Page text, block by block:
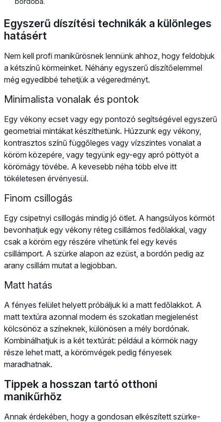
Egyszerű díszítési technikák a különleges
hatásért
Nem kell profi manikűrösnek lennünk ahhoz, hogy feldobjuk
a kétszínű körmeinket. Néhány egyszerű díszítőelemmel
még egyedibbé tehetjük a végeredményt.
Minimalista vonalak és pontok
Egy vékony ecset vagy egy pontozó segítségével egyszerű
geometriai mintákat készíthetünk. Húzzunk egy vékony,
kontrasztos színű függőleges vagy vízszintes vonalat a
köröm közepére, vagy tegyünk egy-egy apró pöttyöt a
körömágy tövébe. A kevesebb néha több elve itt
tökéletesen érvényesül.
Finom csillogás
Egy csipetnyi csillogás mindig jó ötlet. A hangsúlyos körmöt
bevonhatjuk egy vékony réteg csillámos fedőlakkal, vagy
csak a köröm egy részére vihetünk fel egy kevés
csillámport. A szürke alapon az ezüst, a bordón pedig az
arany csillám mutat a legjobban.
Matt hatás
A fényes felület helyett próbáljuk ki a matt fedőlakkot. A
matt textúra azonnal modern és szokatlan megjelenést
kölcsönöz a színeknek, különösen a mély bordónak.
Kombinálhatjuk is a két textúrát: például a körmök nagy
része lehet matt, a körömvégek pedig fényesek
maradhatnak.
Tippek a hosszan tartó otthoni
manikűrhöz
Annak érdekében, hogy a gondosan elkészített szürke-